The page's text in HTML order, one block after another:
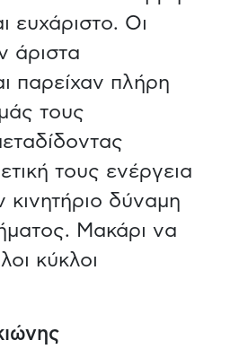
ευχάριστο. Οι
άριστα
παρείχαν πλήρη
τους
τους ενέργεια
κινητήριο δύναμη
Μακάρι να
κύκλοι